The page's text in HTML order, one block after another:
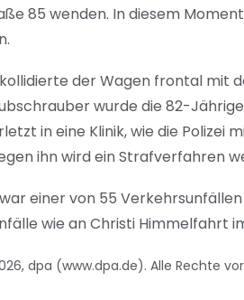
85 wenden. In diesem
der Wagen frontal mit
wurde die 82-
in eine Klinik, wie die Polizei
ihn wird ein Strafverfahren
einer von 55
wie an Christi Himmelfahrt
dpa (www.dpa.de). Alle Rechte